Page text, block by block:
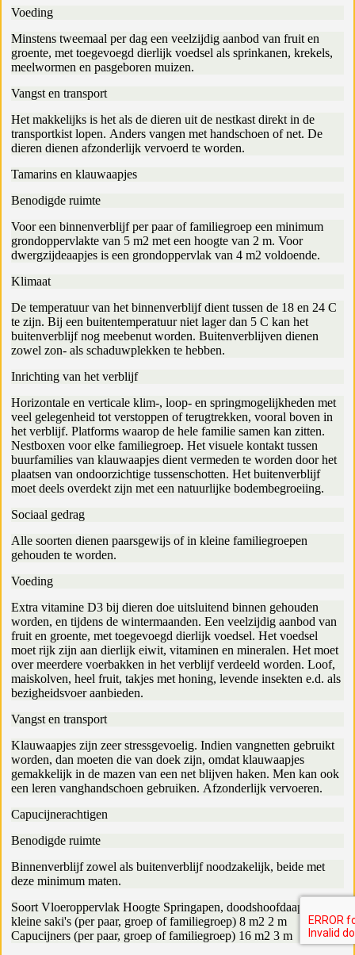
Voeding
Minstens tweemaal per dag een veelzijdig aanbod van fruit en
groente, met toegevoegd dierlijk voedsel als sprinkanen, krekels,
meelwormen en pasgeboren muizen.
Vangst en transport
Het makkelijks is het als de dieren uit de nestkast direkt in de
transportkist lopen. Anders vangen met handschoen of net. De
dieren dienen afzonderlijk vervoerd te worden.
Tamarins en klauwaapjes
Benodigde ruimte
Voor een binnenverblijf per paar of familiegroep een minimum
grondoppervlakte van 5 m2 met een hoogte van 2 m. Voor
dwergzijdeaapjes is een grondoppervlak van 4 m2 voldoende.
Klimaat
De temperatuur van het binnenverblijf dient tussen de 18 en 24 C
te zijn. Bij een buitentemperatuur niet lager dan 5 C kan het
buitenverblijf nog meebenut worden. Buitenverblijven dienen
zowel zon- als schaduwplekken te hebben.
Inrichting van het verblijf
Horizontale en verticale klim-, loop- en springmogelijkheden met
veel gelegenheid tot verstoppen of terugtrekken, vooral boven in
het verblijf. Platforms waarop de hele familie samen kan zitten.
Nestboxen voor elke familiegroep. Het visuele kontakt tussen
buurfamilies van klauwaapjes dient vermeden te worden door het
plaatsen van ondoorzichtige tussenschotten. Het buitenverblijf
moet deels overdekt zijn met een natuurlijke bodembegroeiing.
Sociaal gedrag
Alle soorten dienen paarsgewijs of in kleine familiegroepen
gehouden te worden.
Voeding
Extra vitamine D3 bij dieren doe uitsluitend binnen gehouden
worden, en tijdens de wintermaanden. Een veelzijdig aanbod van
fruit en groente, met toegevoegd dierlijk voedsel. Het voedsel
moet rijk zijn aan dierlijk eiwit, vitaminen en mineralen. Het moet
over meerdere voerbakken in het verblijf verdeeld worden. Loof,
maiskolven, heel fruit, takjes met honing, levende insekten e.d. als
bezigheidsvoer aanbieden.
Vangst en transport
Klauwaapjes zijn zeer stressgevoelig. Indien vangnetten gebruikt
worden, dan moeten die van doek zijn, omdat klauwaapjes
gemakkelijk in de mazen van een net blijven haken. Men kan ook
een leren vanghandschoen gebruiken. Afzonderlijk vervoeren.
Capucijnerachtigen
Benodigde ruimte
Binnenverblijf zowel als buitenverblijf noodzakelijk, beide met
deze minimum maten.
Soort Vloeroppervlak Hoogte Springapen, doodshoofdaapjes,
kleine saki's (per paar, groep of familiegroep) 8 m2 2 m
Capucijners (per paar, groep of familiegroep) 16 m2 3 m